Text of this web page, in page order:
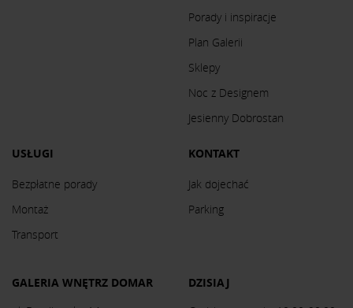
Porady i inspiracje
Plan Galerii
Sklepy
Noc z Designem
Jesienny Dobrostan
USŁUGI
Bezpłatne porady
Montaż
Transport
KONTAKT
Jak dojechać
Parking
GALERIA WNĘTRZ DOMAR
DZISIAJ